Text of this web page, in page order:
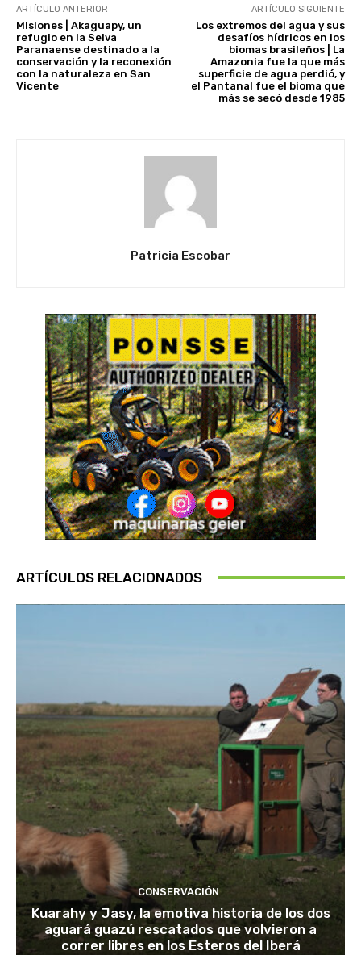
ARTÍCULO ANTERIOR
Misiones | Akaguapy, un
refugio en la Selva
Paranaense destinado a la
conservación y la reconexión
con la naturaleza en San
Vicente
ARTÍCULO SIGUIENTE
Los extremos del agua y sus
desafíos hídricos en los
biomas brasileños | La
Amazonia fue la que más
superficie de agua perdió, y
el Pantanal fue el bioma que
más se secó desde 1985
Patricia Escobar
ARTÍCULOS RELACIONADOS
CONSERVACIÓN
Kuarahy y Jasy, la emotiva historia de los dos
aguará guazú rescatados que volvieron a
correr libres en los Esteros del Iberá